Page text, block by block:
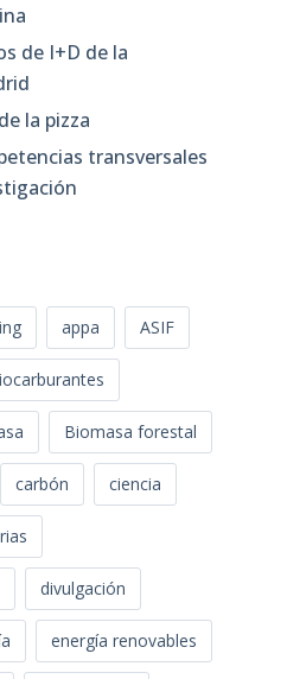
de I+D de la
la pizza
transversales
appa ASIF
Biomasa forestal
carbón ciencia
divulgación
energía renovables